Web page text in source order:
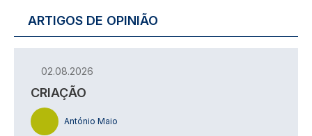
ARTIGOS DE OPINIÃO
02.08.2026
CRIAÇÃO
António Maio